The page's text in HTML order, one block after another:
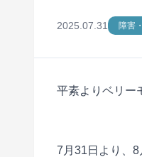
2025.07.31 障害
平素よりベリー
7月31日より、8